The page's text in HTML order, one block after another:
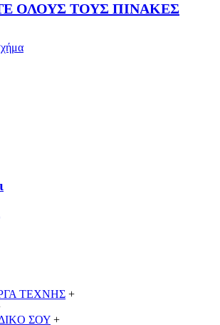
ΟΛΟΥΣ ΤΟΥΣ ΠΙΝΑΚΕΣ
ΤΕΧΝΗΣ +
ΣΟΥ +